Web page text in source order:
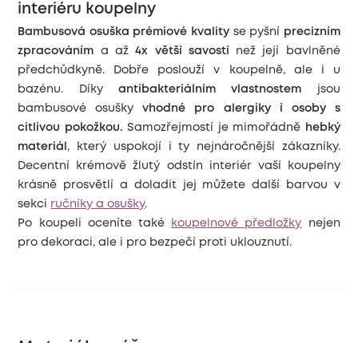
interiéru koupelny
Bambusová osuška prémiové kvality se pyšní precizním
zpracováním a až4x větší savostí než její bavlněné
předchůdkyně. Dobře poslouží v koupelně, ale i u
bazénu. Díky antibakteriálním vlastnostem jsou
bambusové osuškyvhodné pro alergiky i osoby s
citlivou pokožkou. Samozřejmostí je mimořádně
hebký
materiál , který uspokojí i ty nejnáročnější zákazníky.
Decentní krémově žlutý odstín interiér vaší koupelny
krásně prosvětlí a doladit jej můžete další barvou v
sekci ručníky a osušky.
Po koupeli oceníte také
koupelnové předložky nejen
pro dekoraci, ale i pro bezpečí proti uklouznutí.